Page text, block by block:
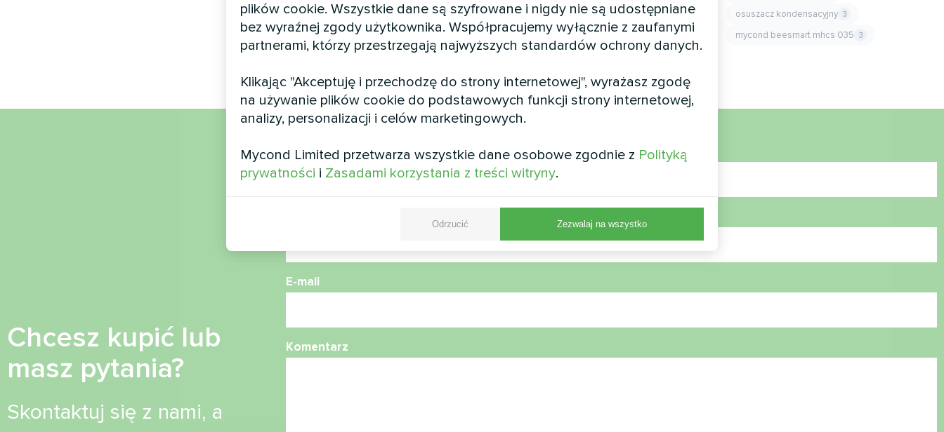
osuszacz kondensacyjny 3
mycond beesmart mhcs 035 3
Chcesz kupić lub
masz pytania?
Skontaktuj się z nami, a
Nazwa
E-mail
Komentarz
plików cookie. Wszystkie dane są szyfrowane i nigdy nie są udostępniane
bez wyraźnej zgody użytkownika. Współpracujemy wyłącznie z zaufanymi
partnerami, którzy przestrzegają najwyższych standardów ochrony danych.
Klikając "Akceptuję i przechodzę do strony internetowej", wyrażasz zgodę
na używanie plików cookie do podstawowych funkcji strony internetowej,
analizy, personalizacji i celów marketingowych.
Mycond Limited przetwarza wszystkie dane osobowe zgodnie z Polityką
prywatności i Zasadami korzystania z treści witryny.
Odrzucić Zezwalaj na wszystko